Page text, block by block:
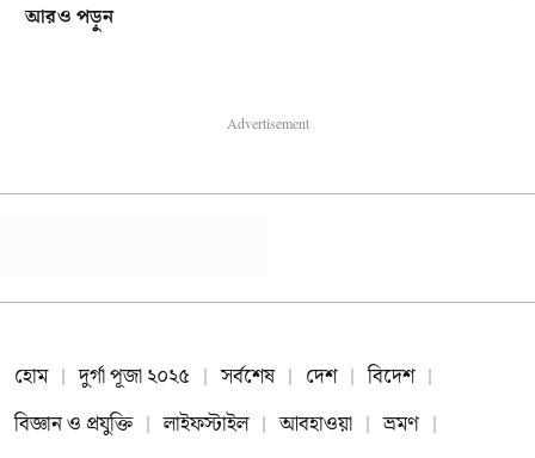
আরও পড়ুন
Advertisement
হোম দুর্গা পূজা ২০২৫ সর্বশেষ দেশ
বিদেশ
বিজ্ঞান ও প্রযুক্তি
লাইফস্টাইল আবহাওয়া
ভ্রমণ